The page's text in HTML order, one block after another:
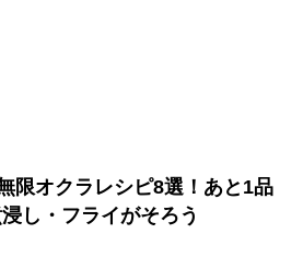
限オクラレシピ8選！あと1品
し・フライがそろう